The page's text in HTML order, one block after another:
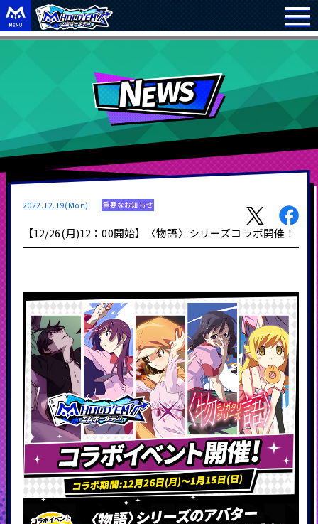
2022.12.19(Mon) 重要なお知らせ
【12/26(月)12：00開始】〈物語〉シリーズコラボ開催！